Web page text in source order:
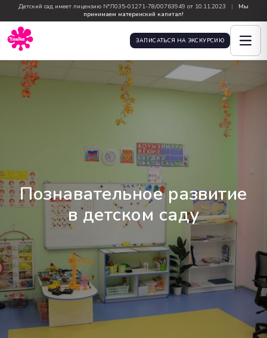
Детский сад имеет лицензию N°Л035-01271-78/00763949 от 10.11.2023 |
Мы
принимаем материнский капитал!
ЗАПИСАТЬСЯ НА ЭКСКУРСИЮ
Познавательное развитие
в детском саду